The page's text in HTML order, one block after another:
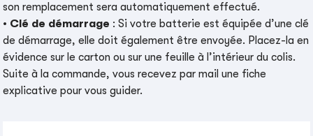
son remplacement sera automatiquement effectué.
• Clé de démarrage : Si votre batterie est équipée d’une clé
de démarrage, elle doit également être envoyée. Placez-la en
évidence sur le carton ou sur une feuille à l’intérieur du colis.
Suite à la commande, vous recevez par mail une fiche
explicative pour vous guider.